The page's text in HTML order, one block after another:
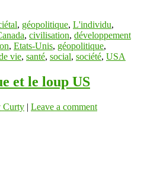
, géopolitique, L'individu,
, civilisation, développement
, Etats-Unis, géopolitique,
vie, santé, social, société, USA
et le loup US
Curty | Leave a comment